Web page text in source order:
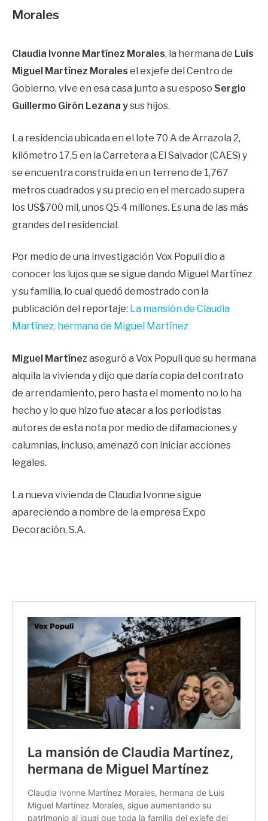
Morales
Claudia Ivonne Martínez Morales, la hermana de Luis
Miguel Martínez Morales el exjefe del Centro de
Gobierno, vive en esa casa junto a su esposo Sergio
Guillermo Girón Lezana ysus hijos.
La residencia ubicada en el lote 70 A de Arrazola 2,
kilómetro 17.5 en la Carretera a El Salvador (CAES) y
se encuentra construida en un terreno de 1,767
metros cuadrados y su precio en el mercado supera
los US$700 mil, unos Q5.4 millones. Es una de las más
grandes del residencial.
Por medio de una investigación Vox Populi dio a
conocer los lujos que se sigue dando Miguel Martínez
y su familia, lo cual quedó demostrado con la
publicación del reportaje: La mansión de Claudia
Martínez, hermana de Miguel Martínez
Miguel Martínez aseguró a Vox Populi que su hermana
alquila la vivienda y dijo que daría copia del contrato
de arrendamiento, pero hasta el momento no lo ha
hecho y lo que hizo fue atacar a los periodistas
autores de esta nota por medio de difamaciones y
calumnias, incluso, amenazó con iniciar acciones
legales.
La nueva vivienda de Claudia Ivonne sigue
apareciendo a nombre de la empresa Expo
Decoración, S.A.